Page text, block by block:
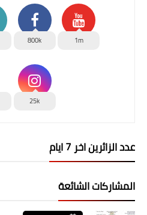
1m
800k
25k
عدد الزائرين اخر 7 ايام
المشاركات الشائعة